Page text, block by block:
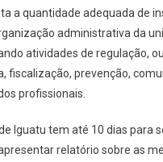
a quantidade adequada de
administrativa da
atividades de regulação,
fiscalização, prevenção,
profissionais.
Iguatu tem até 10 dias para
relatório sobre as